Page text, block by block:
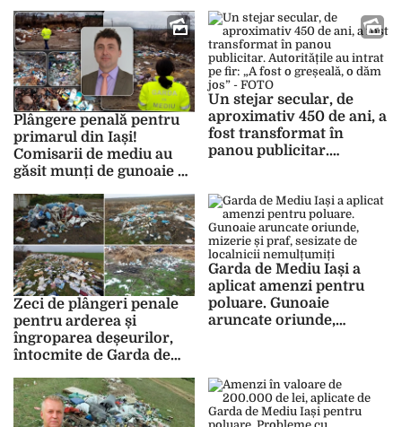
după ce a fost verificat de
autorități – FOTO
gunoaiele – FOTO
Plângere penală pentru
primarul din Iași!
Comisarii de mediu au
găsit munți de gunoaie –
Un stejar secular, de
aproximativ 450 de ani, a
fost transformat în
panou publicitar.
dăm jos” – FOTO
Zeci de plângeri penale
pentru arderea și
îngroparea deșeurilor,
întocmite de Garda de
Bacușcă: „Sunt nereguli
grave”
Garda de Mediu Iași a
aplicat amenzi pentru
poluare. Gunoaie
aruncate oriunde,